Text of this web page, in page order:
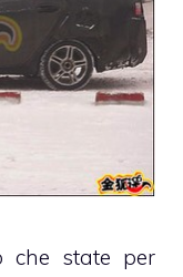
che state per